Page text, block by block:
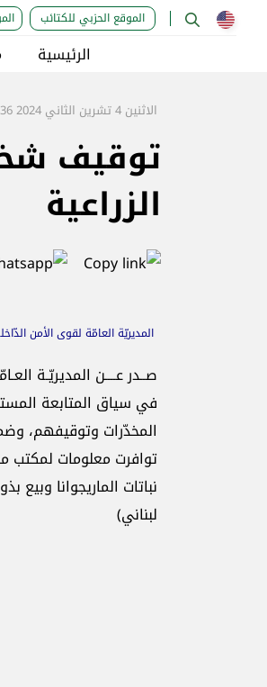
الموقع الحزبي للكتائب
الرئيسية
الاثنين 4 تشرين الثاني 2024 15:45:36
توقيف
الزراعية
المديريّة العامّة لقوى الأمن
صــدر عــــن المديريّـة
في سياق المتابعة
المخدّرات وتوقيفهم،
توافرت معلومات لمكتب
لبناني)